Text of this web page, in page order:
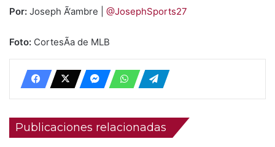
Por: Joseph Ã‘ambre | @JosephSports27
Foto: CortesÃ­a de MLB
Publicaciones relacionadas